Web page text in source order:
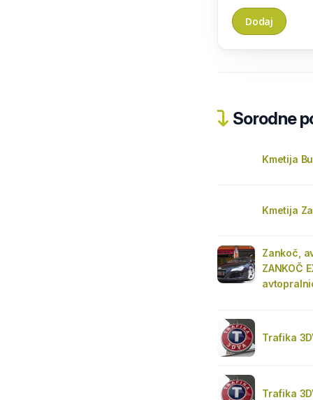
Sorodne
Kmetija
Kmetija
Zankoč,
ZANKOČ
Trafika
Trafika